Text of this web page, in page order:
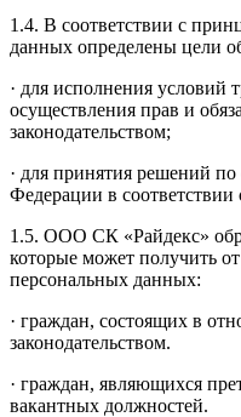
1.4. В соответствии с
данных определены цели
· для исполнения условий
осуществления прав и
законодательством;
· для принятия решений
Федерации в соответствии
1.5. ООО СК «Райдекс»
которые может получить
персональных данных:
· граждан, состоящих в
законодательством.
· граждан, являющихся
вакантных должностей.